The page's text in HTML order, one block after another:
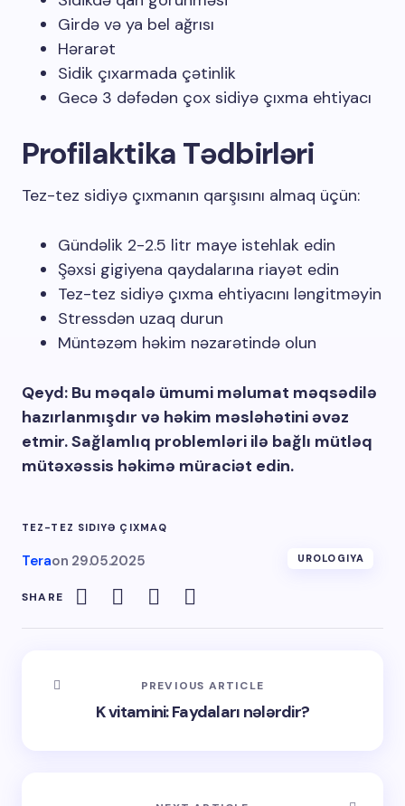
Girdə və ya bel ağrısı
Hərarət
Sidik çıxarmada çətinlik
Gecə 3 dəfədən çox sidiyə çıxma ehtiyacı
Profilaktika Tədbirləri
Tez-tez sidiyə çıxmanın qarşısını almaq üçün:
Gündəlik 2-2.5 litr maye istehlak edin
Şəxsi gigiyena qaydalarına riayət edin
Tez-tez sidiyə çıxma ehtiyacını ləngitməyin
Stressdən uzaq durun
Müntəzəm həkim nəzarətində olun
Qeyd: Bu məqalə ümumi məlumat məqsədilə
hazırlanmışdır və həkim məsləhətini əvəz
etmir. Sağlamlıq problemləri ilə bağlı mütləq
mütəxəssis həkimə müraciət edin.
TEZ-TEZ SIDIYƏ ÇIXMAQ
Teraon 29.05.2025 UROLOGIYA
SHARE
PREVIOUS ARTICLE
K vitamini: Faydaları nələrdir?